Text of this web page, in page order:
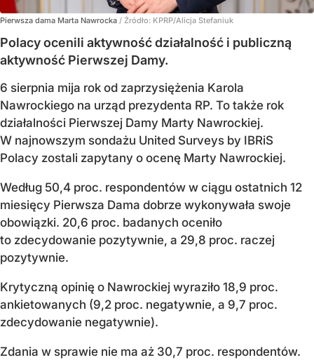
Pierwsza dama Marta Nawrocka / Źródło: KPRP/Alicja Stefaniuk
Polacy ocenili aktywność działalność i publiczną
aktywność Pierwszej Damy.
6 sierpnia mija rok od zaprzysiężenia Karola
Nawrockiego na urząd prezydenta RP. To także rok
działalności Pierwszej Damy Marty Nawrockiej.
W najnowszym sondażu United Surveys by IBRiS
Polacy zostali zapytany o ocenę Marty Nawrockiej.
Według 50,4 proc. respondentów w ciągu ostatnich 12
miesięcy Pierwsza Dama dobrze wykonywała swoje
obowiązki. 20,6 proc. badanych oceniło
to zdecydowanie pozytywnie, a 29,8 proc. raczej
pozytywnie.
Krytyczną opinię o Nawrockiej wyraziło 18,9 proc.
ankietowanych (9,2 proc. negatywnie, a 9,7 proc.
zdecydowanie negatywnie).
Zdania w sprawie nie ma aż 30,7 proc. respondentów.